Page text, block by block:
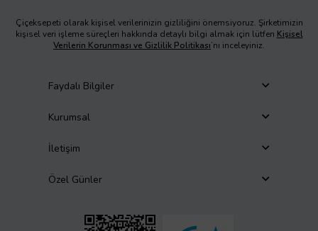
Çiçeksepeti olarak kişisel verilerinizin gizliliğini önemsiyoruz. Şirketimizin
kişisel veri işleme süreçleri hakkında detaylı bilgi almak için lütfen Kişisel
Verilerin Korunması ve Gizlilik Politikası’nı inceleyiniz.
Faydalı Bilgiler
Kurumsal
İletişim
Özel Günler